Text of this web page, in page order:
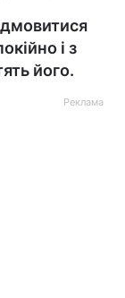
і з
його.
Реклама